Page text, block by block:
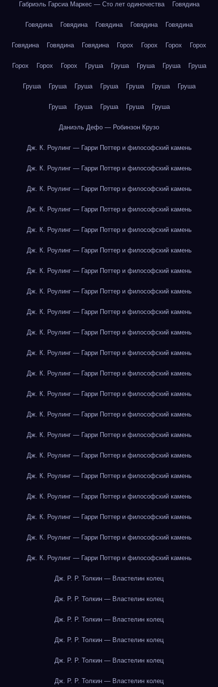
Габриэль Гарсиа Маркес — Сто лет одиночества Говядина
Говядина Говядина Говядина Говядина Говядина
Говядина Говядина Говядина Горох Горох Горох Горох
Горох Горох Горох Груша Груша Груша Груша Груша
Груша Груша Груша Груша Груша Груша Груша
Груша Груша Груша Груша Груша
Даниэль Дефо — Робинзон Крузо
Дж. К. Роулинг — Гарри Поттер и философский камень
Дж. К. Роулинг — Гарри Поттер и философский камень
Дж. К. Роулинг — Гарри Поттер и философский камень
Дж. К. Роулинг — Гарри Поттер и философский камень
Дж. К. Роулинг — Гарри Поттер и философский камень
Дж. К. Роулинг — Гарри Поттер и философский камень
Дж. К. Роулинг — Гарри Поттер и философский камень
Дж. К. Роулинг — Гарри Поттер и философский камень
Дж. К. Роулинг — Гарри Поттер и философский камень
Дж. К. Роулинг — Гарри Поттер и философский камень
Дж. К. Роулинг — Гарри Поттер и философский камень
Дж. К. Роулинг — Гарри Поттер и философский камень
Дж. К. Роулинг — Гарри Поттер и философский камень
Дж. К. Роулинг — Гарри Поттер и философский камень
Дж. К. Роулинг — Гарри Поттер и философский камень
Дж. К. Роулинг — Гарри Поттер и философский камень
Дж. К. Роулинг — Гарри Поттер и философский камень
Дж. К. Роулинг — Гарри Поттер и философский камень
Дж. К. Роулинг — Гарри Поттер и философский камень
Дж. К. Роулинг — Гарри Поттер и философский камень
Дж. К. Роулинг — Гарри Поттер и философский камень
Дж. Р. Р. Толкин — Властелин колец
Дж. Р. Р. Толкин — Властелин колец
Дж. Р. Р. Толкин — Властелин колец
Дж. Р. Р. Толкин — Властелин колец
Дж. Р. Р. Толкин — Властелин колец
Дж. Р. Р. Толкин — Властелин колец